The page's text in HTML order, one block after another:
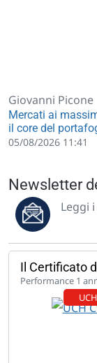
Giovanni Picone
Mercati ai
il core del
05/08/2026 11:41
Newsletter
Leggi
Il Certificato
Performance 1